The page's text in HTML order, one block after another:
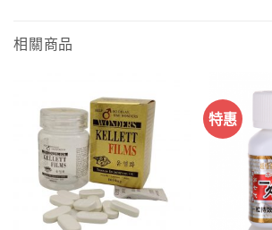
相關商品
特惠